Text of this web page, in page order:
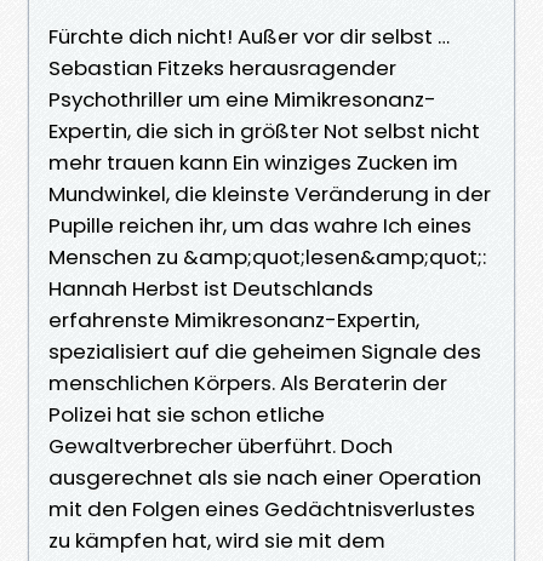
Fürchte dich nicht! Außer vor dir selbst …
Sebastian Fitzeks herausragender
Psychothriller um eine Mimikresonanz-
Expertin, die sich in größter Not selbst nicht
mehr trauen kann Ein winziges Zucken im
Mundwinkel, die kleinste Veränderung in der
Pupille reichen ihr, um das wahre Ich eines
Menschen zu &amp;quot;lesen&amp;quot;:
Hannah Herbst ist Deutschlands
erfahrenste Mimikresonanz-Expertin,
spezialisiert auf die geheimen Signale des
menschlichen Körpers. Als Beraterin der
Polizei hat sie schon etliche
Gewaltverbrecher überführt. Doch
ausgerechnet als sie nach einer Operation
mit den Folgen eines Gedächtnisverlustes
zu kämpfen hat, wird sie mit dem